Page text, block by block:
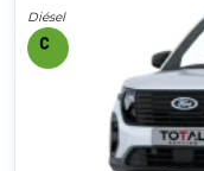
Diésel